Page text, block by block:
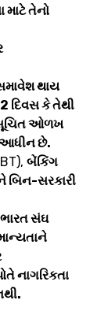
માટે તેનો
થાય
દિવસ કે તેથી
ઓળખ
આધીન છે.
બેંકિંગ
બિન-સરકારી
સંઘ
નાગરિકતા